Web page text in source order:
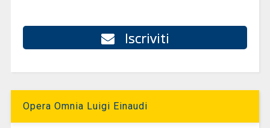
Iscriviti
Opera Omnia Luigi Einaudi